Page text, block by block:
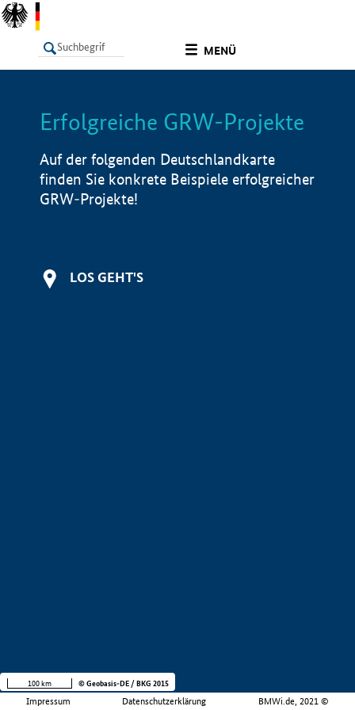
MENÜ
LISTE Info
Erfolgreiche GRW-Projekte
Auf der folgenden Deutschlandkarte
finden Sie konkrete Beispiele erfolgreicher
GRW-Projekte!
LOS GEHT'S
Impressum Datenschutzerklärung BMWi.de, 2021 ©
100 km © Geobasis-DE / BKG 2015